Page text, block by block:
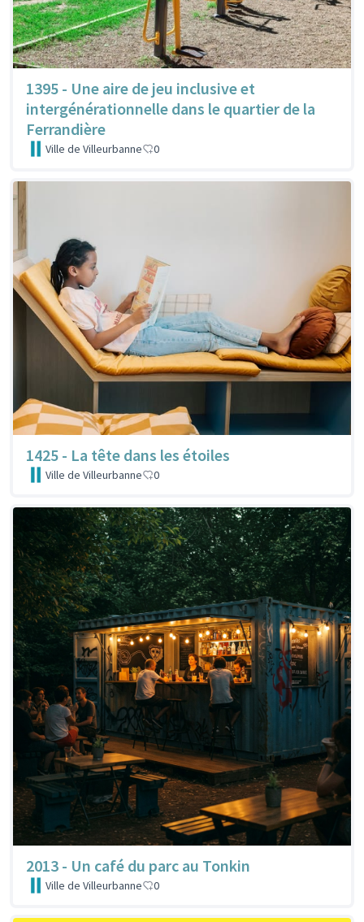
1395 - Une aire de jeu inclusive et
intergénérationnelle dans le quartier de la
Ferrandière
Ville de Villeurbanne 0
1425 - La tête dans les étoiles
Ville de Villeurbanne 0
2013 - Un café du parc au Tonkin
Ville de Villeurbanne 0